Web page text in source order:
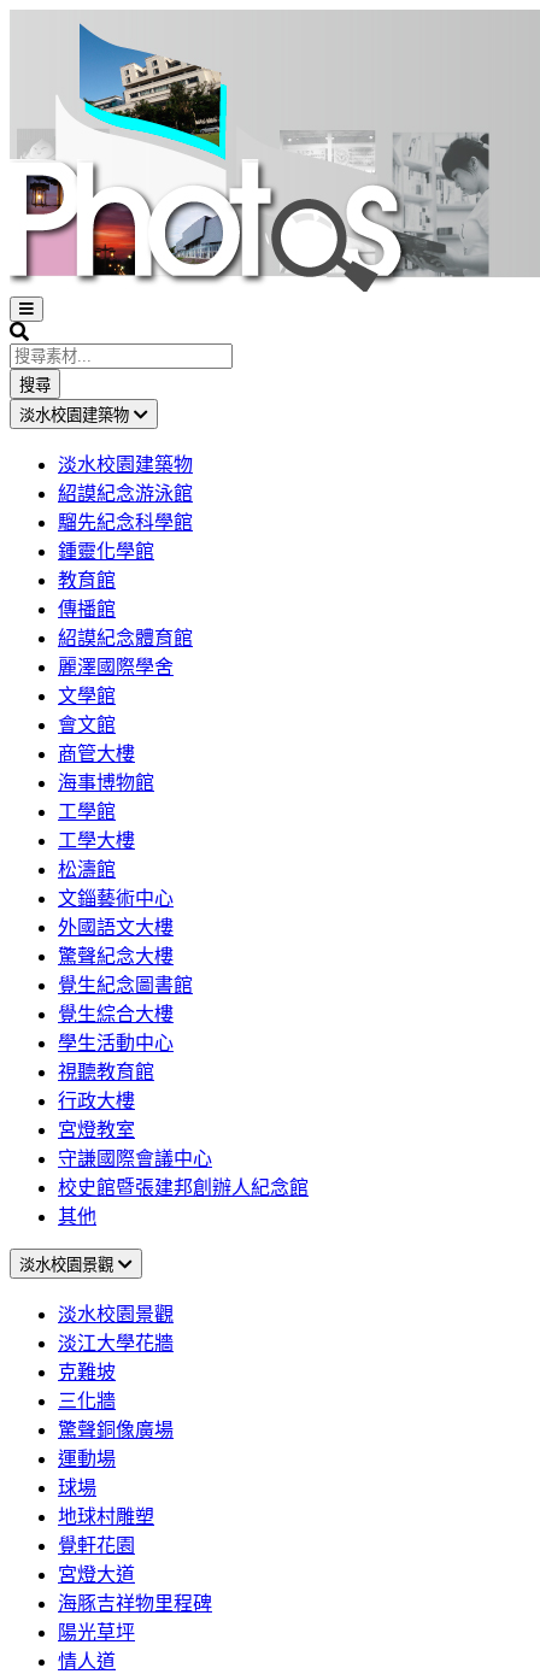
Open
sidebar
Search
搜尋
淡水校園建築物
淡水校園建築物
紹謨紀念游泳館
騮先紀念科學館
鍾靈化學館
教育館
傳播館
紹謨紀念體育館
麗澤國際學舍
文學館
會文館
商管大樓
海事博物館
工學館
工學大樓
松濤館
文錙藝術中心
外國語文大樓
驚聲紀念大樓
覺生紀念圖書館
覺生綜合大樓
學生活動中心
視聽教育館
行政大樓
宮燈教室
守謙國際會議中心
校史館暨張建邦創辦人紀念館
其他
淡水校園景觀
淡水校園景觀
淡江大學花牆
克難坡
三化牆
驚聲銅像廣場
運動場
球場
地球村雕塑
覺軒花園
宮燈大道
海豚吉祥物里程碑
陽光草坪
情人道